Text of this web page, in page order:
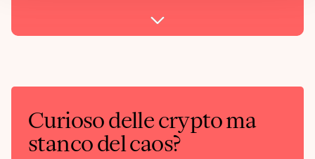
Curioso delle crypto ma
stanco del caos?